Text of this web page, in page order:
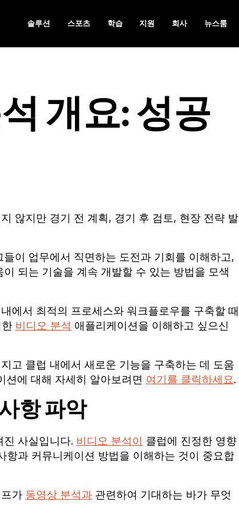
솔루션 스포츠 학습 지원 회사 뉴스룸
개요: 성공
않지만 경기 전 계획, 경기 후 검토, 현장 전략 발
이 업무에서 직면하는 도전과 기회를 이해하고,
되는 기술을 계속 개발할 수 있는 방법을 모색
에서 최적의 프로세스와 워크플로우를 구축할 때
비디오 분석 애플리케이션을 이해하고 싶으신
고 클럽 내에서 새로운 기능을 구축하는 데 도움
션에 대해 자세히 알아보려면 여기를 클릭하세요.
항 파악
사실입니다. 비디오 분석이
클럽에 진정한 영향
항과 커뮤니케이션 방법을 이해하는 것이 중요합
가 동영상 분석과 관련하여 기대하는 바가 무엇